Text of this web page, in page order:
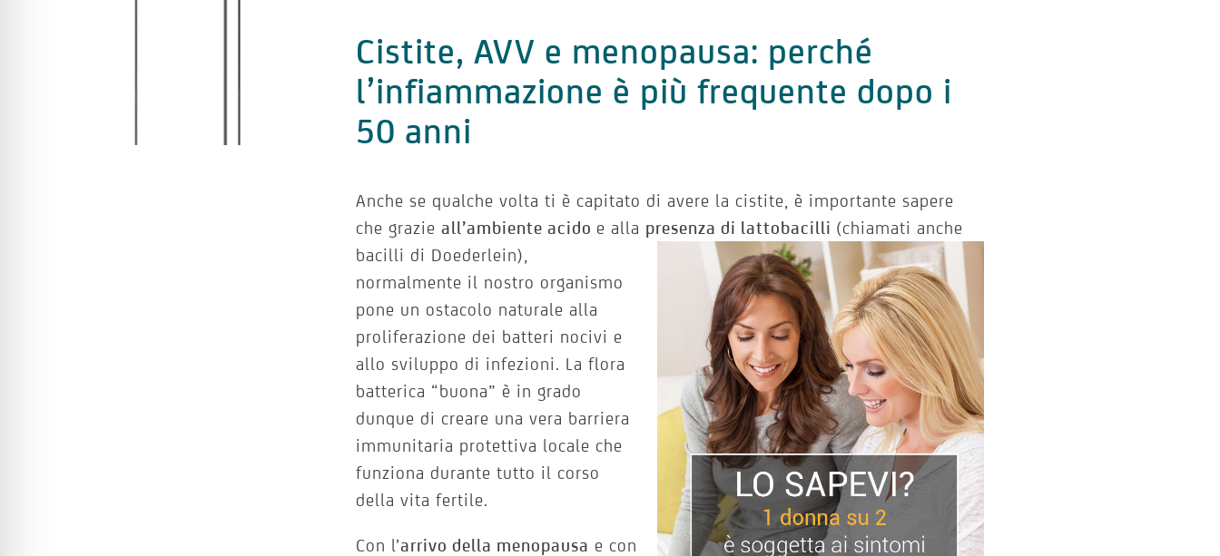
Cistite, AVV e menopausa: perché
l’infiammazione è più frequente dopo i
50 anni
Anche se qualche volta ti è capitato di avere la cistite, è importante sapere
che grazieall’ambiente acido e alla presenza di lattobacilli (chiamati anche
bacilli di Doederlein),
normalmente il nostro organismo
pone un ostacolo naturale alla
proliferazione dei batteri nocivi e
allo sviluppo di infezioni. La flora
batterica “buona” è in grado
dunque di creare una vera barriera
immunitaria protettiva locale che
funziona durante tutto il corso
della vita fertile.
Con l’arrivo della menopausa e con